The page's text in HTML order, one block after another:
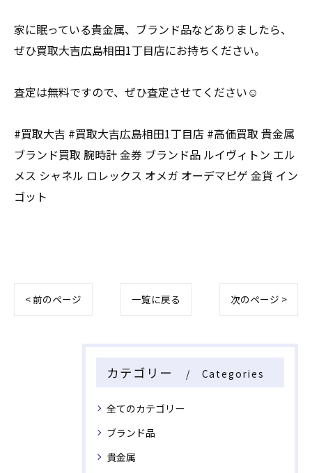
家に眠っている貴金属、ブランド品などありましたら、
ぜひ買取大吉広島相田1丁目店にお持ちください。
査定は無料ですので、ぜひ査定させてください☺️
#買取大吉 #買取大吉広島相田1丁目店 #高価買取 貴金属
ブランド買取 腕時計 金券 ブランド品 ルイヴィトン エル
メス シャネル ロレックス オメガ オーデマピゲ 金貨 イン
ゴット
< 前のページ 一覧に戻る 次のページ >
カテゴリー Categories
全てのカテゴリー
ブランド品
貴金属